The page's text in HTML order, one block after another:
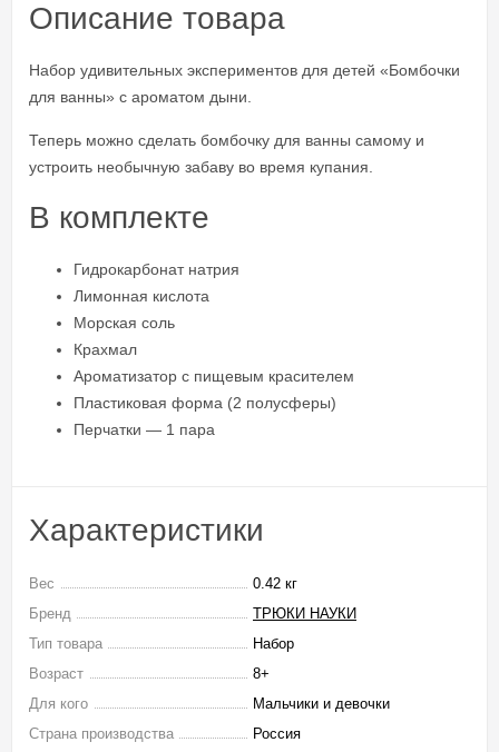
Описание товара
Набор удивительных экспериментов для детей «Бомбочки
для ванны» с ароматом дыни.
Теперь можно сделать бомбочку для ванны самому и
устроить необычную забаву во время купания.
В комплекте
Гидрокарбонат натрия
Лимонная кислота
Морская соль
Крахмал
Ароматизатор с пищевым красителем
Пластиковая форма (2 полусферы)
Перчатки — 1 пара
Характеристики
Вес
0.42 кг
Бренд
ТРЮКИ НАУКИ
Тип товара
Набор
Возраст
8+
Для кого
Мальчики и девочки
Страна производства
Россия